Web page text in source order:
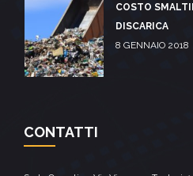
COSTO
DISCARICA
8 GENNAIO 2018
CONTATTI